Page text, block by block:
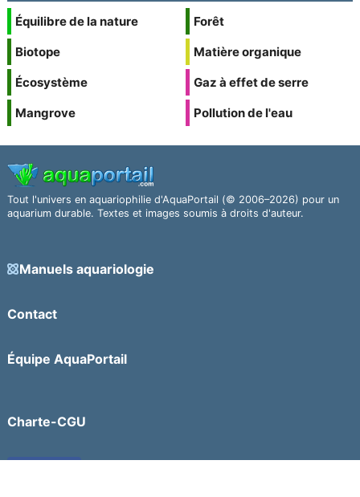
Équilibre de la nature
Biotope
Écosystème
Mangrove
Forêt
Matière organique
Gaz à effet de serre
Pollution de l'eau
Tout l'univers en aquariophilie d'AquaPortail (© 2006–2026) pour un
aquarium durable. Textes et images soumis à droits d'auteur.
Manuels aquariologie
Contact
Équipe AquaPortail
Charte-CGU